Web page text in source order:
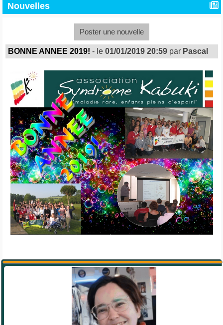
Nouvelles
Poster une nouvelle
BONNE ANNEE 2019! - le 01/01/2019 20:59par Pascal